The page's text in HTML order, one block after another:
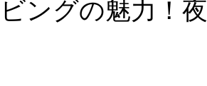
ングの魅力！夜